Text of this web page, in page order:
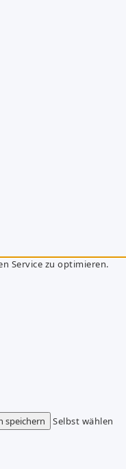
Service zu optimieren.
speichern
Selbst wählen